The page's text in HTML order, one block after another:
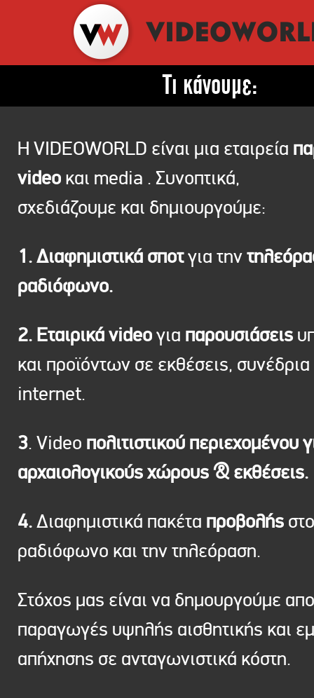
Τι κάνουμε:
Η VIDEOWORLD είναι μια εταιρεία
video και media . Συνοπτικά,
σχεδιάζουμε και δημιουργούμε:
1. Διαφημιστικά σποτγια την
ραδιόφωνο.
2. Εταιρικά videoγια παρουσιάσεις
και προϊόντων σε εκθέσεις, συνέδρια
internet.
3. Video πολιτιστικού περιεχομένου
αρχαιολογικούς χώρους & εκθέσεις.
4.Διαφημιστικά πακέτα προβολής στο
ραδιόφωνο και την τηλεόραση.
Στόχος μας είναι να δημουργούμε
παραγωγές υψηλής αισθητικής και
απήχησης σε ανταγωνιστικά κόστη.